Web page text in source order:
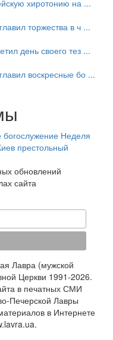
хиротонию на ...
торжества в ч ...
день своего тез ...
воскресные бо ...
богослужение Неделя
престольный
обновлений
сайта
Лавра (мужской
Церкви 1991-2026.
в печатных СМИ
Печерской Лавры
в Интернете